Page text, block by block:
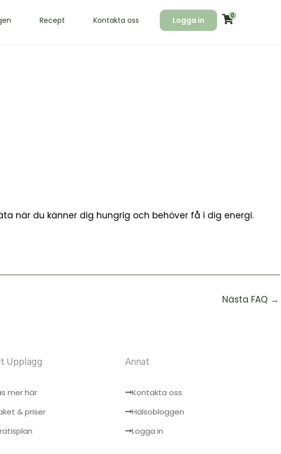
Recept Kontakta oss Logga in 0
när du känner dig hungrig och behöver få i dig energi.
Nästa FAQ →
Upplägg
mer här
& priser
Annat
Kontakta oss
Hälsobloggen
Logga in